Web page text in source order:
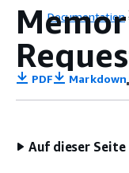
Documentation
PDF Markdown
Auf dieser Seite